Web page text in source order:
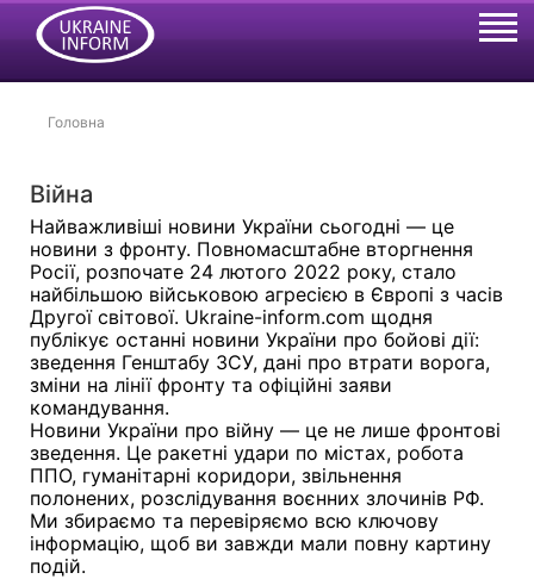
Головна
Війна
Найважливіші новини України сьогодні — це
новини з фронту. Повномасштабне вторгнення
Росії, розпочате 24 лютого 2022 року, стало
найбільшою військовою агресією в Європі з часів
Другої світової. Ukraine-inform.com щодня
публікує останні новини України про бойові дії:
зведення Генштабу ЗСУ, дані про втрати ворога,
зміни на лінії фронту та офіційні заяви
командування.
Новини України про війну — це не лише фронтові
зведення. Це ракетні удари по містах, робота
ППО, гуманітарні коридори, звільнення
полонених, розслідування воєнних злочинів РФ.
Ми збираємо та перевіряємо всю ключову
інформацію, щоб ви завжди мали повну картину
подій.